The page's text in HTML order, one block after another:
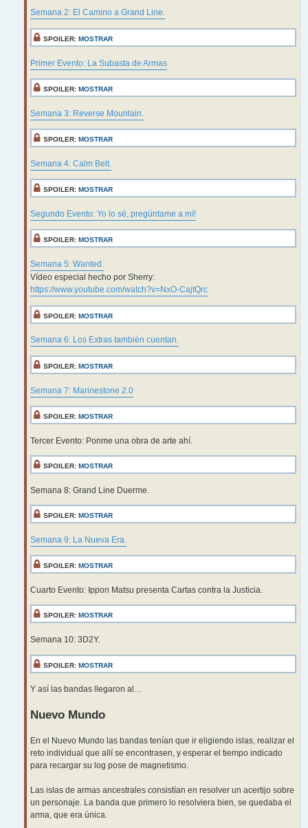
Semana 2: El Camino a Grand Line.
SPOILER: MOSTRAR
Primer Evento: La Subasta de Armas
SPOILER: MOSTRAR
Semana 3: Reverse Mountain.
SPOILER: MOSTRAR
Semana 4: Calm Belt.
SPOILER: MOSTRAR
Segundo Evento: Yo lo sé, pregúntame a mí!
SPOILER: MOSTRAR
Semana 5: Wanted.
Vídeo especial hecho por Sherry:
https://www.youtube.com/watch?v=NxO-CajtQrc
SPOILER: MOSTRAR
Semana 6: Los Extras también cuentan.
SPOILER: MOSTRAR
Semana 7: Marinestone 2.0
SPOILER: MOSTRAR
Tercer Evento: Ponme una obra de arte ahí.
SPOILER: MOSTRAR
Semana 8: Grand Line Duerme.
SPOILER: MOSTRAR
Semana 9: La Nueva Era.
SPOILER: MOSTRAR
Cuarto Evento: Ippon Matsu presenta Cartas contra la Justicia.
SPOILER: MOSTRAR
Semana 10: 3D2Y.
SPOILER: MOSTRAR
Y así las bandas llegaron al…
Nuevo Mundo
En el Nuevo Mundo las bandas tenían que ir eligiendo islas, realizar el
reto individual que allí se encontrasen, y esperar el tiempo indicado
para recargar su log pose de magnetismo.
Las islas de armas ancestrales consistían en resolver un acertijo sobre
un personaje. La banda que primero lo resolviera bien, se quedaba el
arma, que era única.